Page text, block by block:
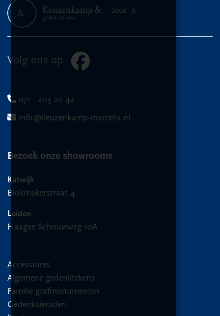
Volg ons op
071 - 403 20 44
info@keuzenkamp-marcelis.nl
Bezoek onze showrooms
Katwijk
Blokmakerstraat 4
Leiden
Haagse Schouwweg 10A
Accessoires
Algemene gedenktekens
Familie grafmonumenten
Gedenksieraden